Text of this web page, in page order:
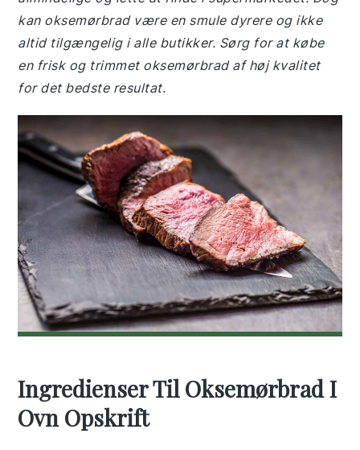
kan oksemørbrad være en smule dyrere og ikke
altid tilgængelig i alle butikker. Sørg for at købe
en frisk og trimmet oksemørbrad af høj kvalitet
for det bedste resultat.
Ingredienser Til Oksemørbrad I
Ovn Opskrift